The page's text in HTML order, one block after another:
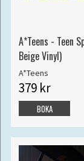
A*Teens - Teen
Beige Vinyl)
A*Teens
379 kr
BOKA